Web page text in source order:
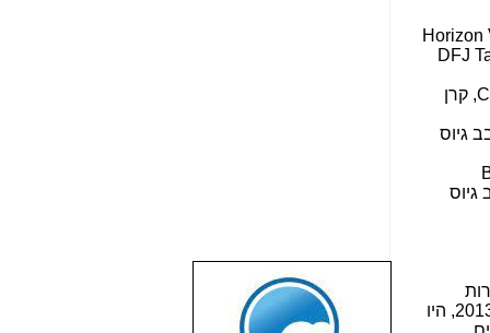
Horizon
DFJ
, קרן
גיוס
גיוס
ב-2013, היו
שבוע טוב לכל
הגולשים באשר